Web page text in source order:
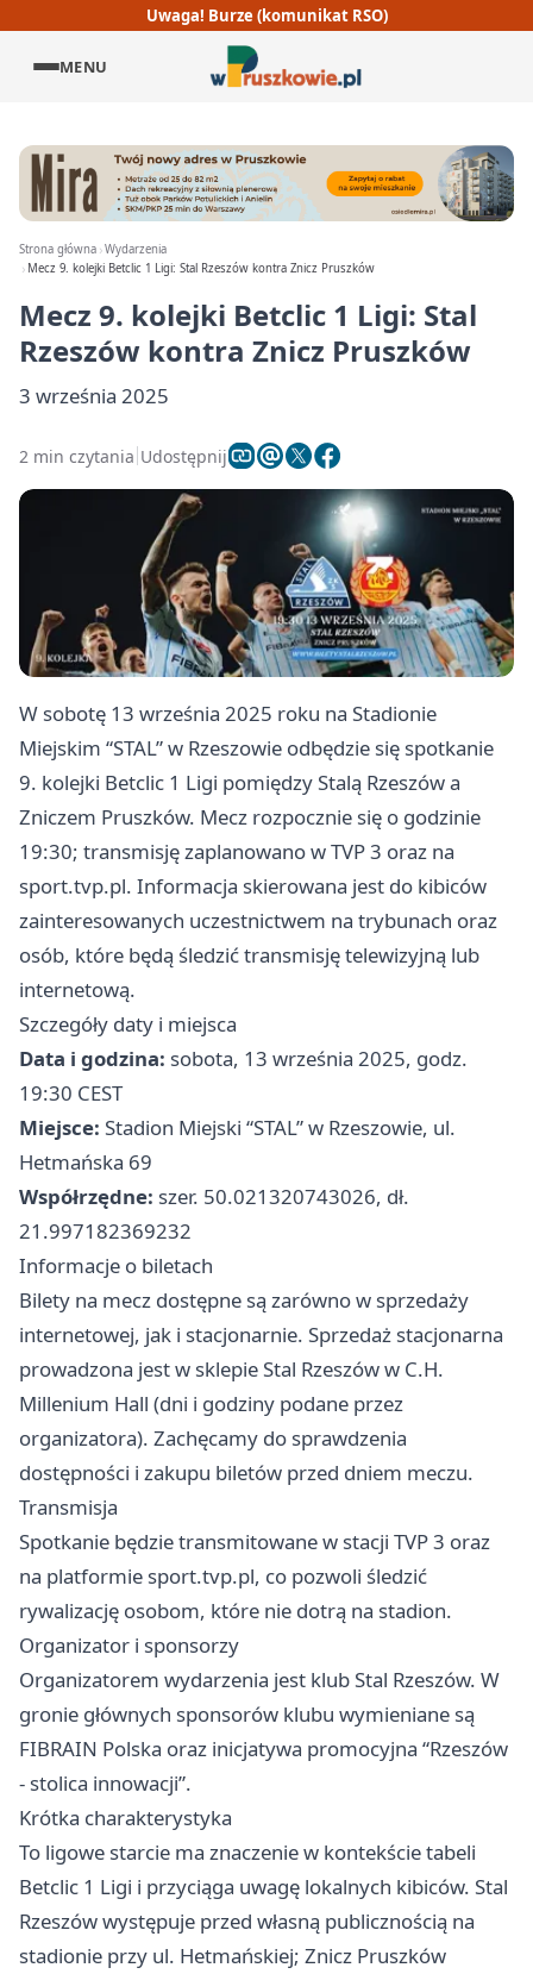
Uwaga! Burze (komunikat RSO)
MENU
Strona główna Wydarzenia
Mecz 9. kolejki Betclic 1 Ligi: Stal Rzeszów kontra Znicz Pruszków
Mecz 9. kolejki Betclic 1 Ligi: Stal
Rzeszów kontra Znicz Pruszków
3 września 2025
2 min czytania Udostępnij
W sobotę 13 września 2025 roku na Stadionie
Miejskim “STAL” w Rzeszowie odbędzie się spotkanie
9. kolejki Betclic 1 Ligi pomiędzy Stalą Rzeszów a
Zniczem Pruszków. Mecz rozpocznie się o godzinie
19:30; transmisję zaplanowano w TVP 3 oraz na
sport.tvp.pl. Informacja skierowana jest do kibiców
zainteresowanych uczestnictwem na trybunach oraz
osób, które będą śledzić transmisję telewizyjną lub
internetową.
Szczegóły daty i miejsca
Data i godzina: sobota, 13 września 2025, godz.
19:30 CEST
Miejsce: Stadion Miejski “STAL” w Rzeszowie, ul.
Hetmańska 69
Współrzędne: szer. 50.021320743026, dł.
21.997182369232
Informacje o biletach
Bilety na mecz dostępne są zarówno w sprzedaży
internetowej, jak i stacjonarnie. Sprzedaż stacjonarna
prowadzona jest w sklepie Stal Rzeszów w C.H.
Millenium Hall (dni i godziny podane przez
organizatora). Zachęcamy do sprawdzenia
dostępności i zakupu biletów przed dniem meczu.
Transmisja
Spotkanie będzie transmitowane w stacji TVP 3 oraz
na platformie sport.tvp.pl, co pozwoli śledzić
rywalizację osobom, które nie dotrą na stadion.
Organizator i sponsorzy
Organizatorem wydarzenia jest klub Stal Rzeszów. W
gronie głównych sponsorów klubu wymieniane są
FIBRAIN Polska oraz inicjatywa promocyjna “Rzeszów
- stolica innowacji”.
Krótka charakterystyka
To ligowe starcie ma znaczenie w kontekście tabeli
Betclic 1 Ligi i przyciąga uwagę lokalnych kibiców. Stal
Rzeszów występuje przed własną publicznością na
stadionie przy ul. Hetmańskiej; Znicz Pruszków